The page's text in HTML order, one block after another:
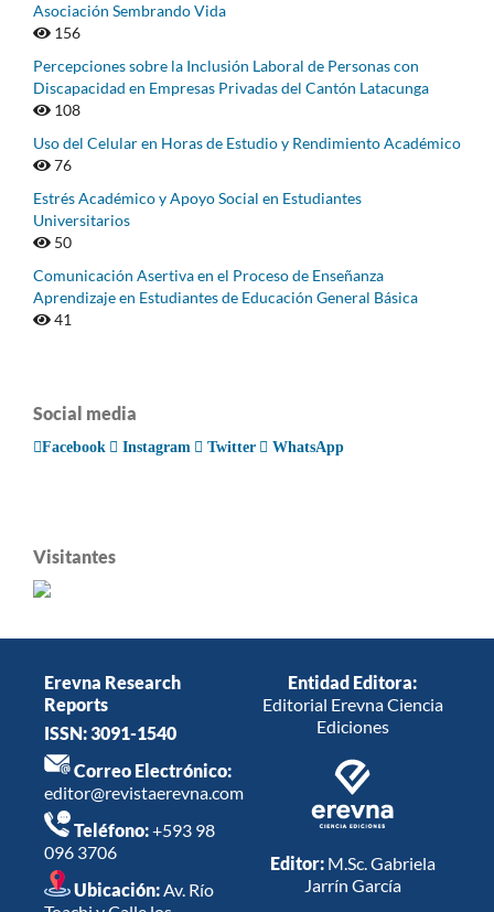
Asociación Sembrando Vida
156
Percepciones sobre la Inclusión Laboral de Personas con
Discapacidad en Empresas Privadas del Cantón Latacunga
108
Uso del Celular en Horas de Estudio y Rendimiento Académico
76
Estrés Académico y Apoyo Social en Estudiantes
Universitarios
50
Comunicación Asertiva en el Proceso de Enseñanza
Aprendizaje en Estudiantes de Educación General Básica
41
Social media
Facebook Instagram Twitter WhatsApp
Visitantes
Erevna Research
Reports
ISSN: 3091-1540
Correo Electrónico:
editor@revistaerevna.com
Teléfono:+593 98
096 3706
Ubicación:Av. Río
Entidad Editora:
Editorial Erevna Ciencia
Ediciones
Editor:M.Sc. Gabriela
Jarrín García